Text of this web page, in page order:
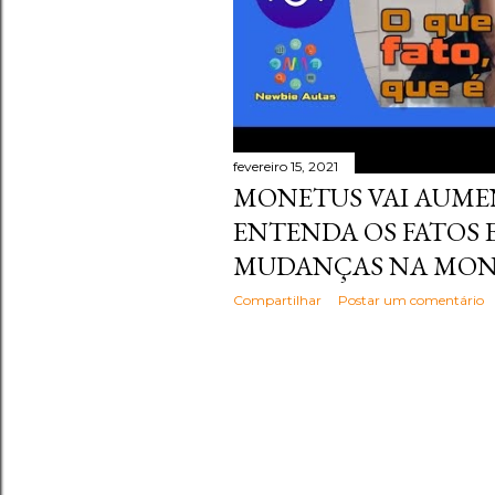
fevereiro 15, 2021
MONETUS VAI
ENTENDA OS FATOS
MUDANÇAS NA
Compartilhar Postar um comentário